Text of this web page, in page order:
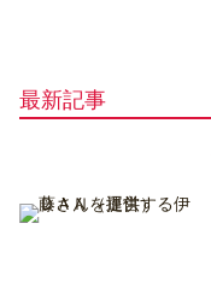
最新記事